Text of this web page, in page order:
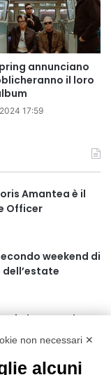
annunciano
il loro
17:59
Amantea è il
Officer
weekend di
le procedure
stato di calamità
non necessari ✕
alcuni